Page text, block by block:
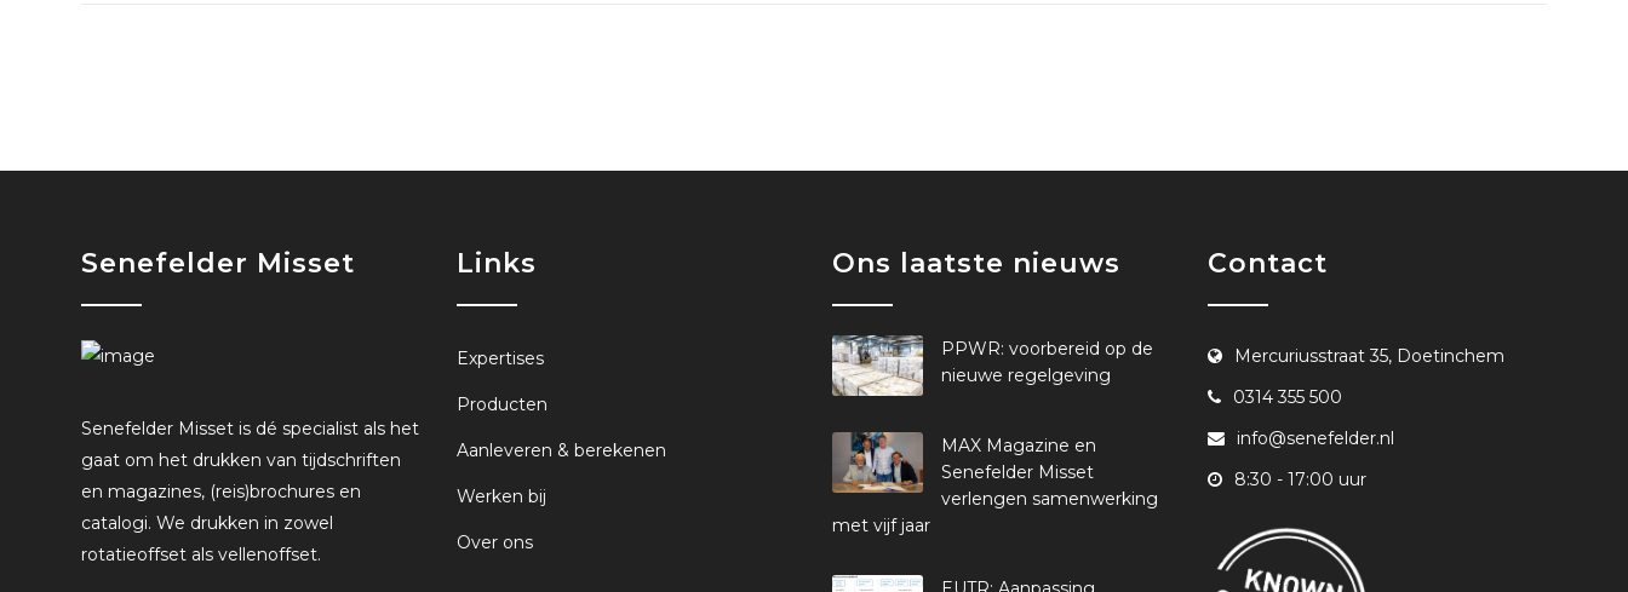
Senefelder Misset
Senefelder Misset is dé specialist als het
gaat om het drukken van tijdschriften
en magazines, (reis)brochures en
catalogi. We drukken in zowel
rotatieoffset als vellenoffset.
Links
Expertises
Producten
Aanleveren & berekenen
Werken bij
Over ons
Ons laatste nieuws
PPWR: voorbereid op de
nieuwe regelgeving
MAX Magazine en
Senefelder Misset
verlengen samenwerking
met vijf jaar
Contact
Mercuriusstraat 35, Doetinchem
0314 355 500
info@senefelder.nl
8:30 - 17:00 uur